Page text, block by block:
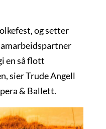
og setter
en så flott
sier Trude Angell
& Ballett.